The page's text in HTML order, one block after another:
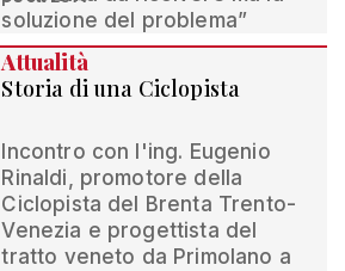
soluzione del problema”
Attualità
Storia di una Ciclopista
Incontro con l'ing. Eugenio
Rinaldi, promotore della
Ciclopista del Brenta Trento-
Venezia e progettista del
tratto veneto da Primolano a